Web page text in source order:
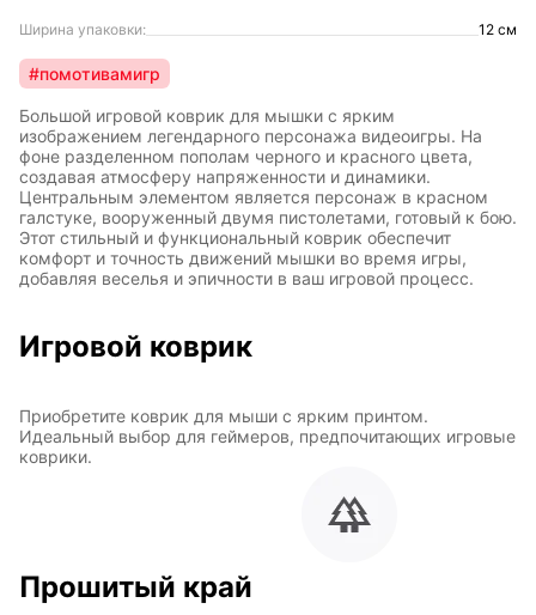
Ширина упаковки: 12 см
#помотивамигр
Большой игровой коврик для мышки с ярким
изображением легендарного персонажа видеоигры. На
фоне разделенном пополам черного и красного цвета,
создавая атмосферу напряженности и динамики.
Центральным элементом является персонаж в красном
галстуке, вооруженный двумя пистолетами, готовый к бою.
Этот стильный и функциональный коврик обеспечит
комфорт и точность движений мышки во время игры,
добавляя веселья и эпичности в ваш игровой процесс.
Игровой коврик
Приобретите коврик для мыши с ярким принтом.
Идеальный выбор для геймеров, предпочитающих игровые
коврики.
Прошитый край